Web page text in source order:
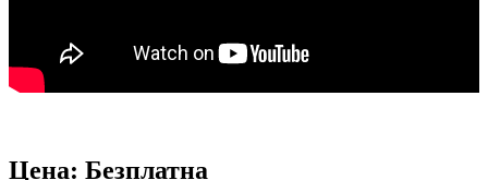
Цена: Безплатна